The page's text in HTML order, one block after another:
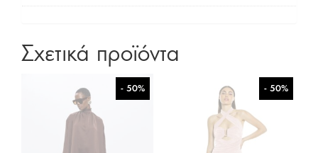
Σχετικά προϊόντα
- 50% - 50%